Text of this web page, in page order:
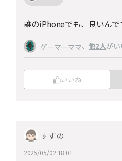
誰のiPhoneでも、良いんで
ゲーマーママ、 他2人がい
いいね
すずの
2025/05/02 18:01